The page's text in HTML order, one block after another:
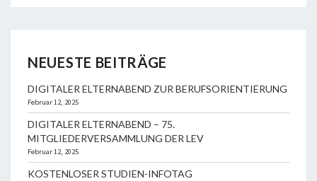
NEUESTE BEITRÄGE
DIGITALER ELTERNABEND ZUR BERUFSORIENTIERUNG
Februar 12, 2025
DIGITALER ELTERNABEND – 75.
MITGLIEDERVERSAMMLUNG DER LEV
Februar 12, 2025
KOSTENLOSER STUDIEN-INFOTAG